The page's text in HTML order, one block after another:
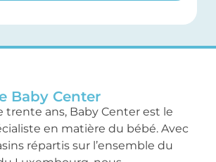
Baby Center
trente ans, Baby Center est le
en matière du bébé. Avec
répartis sur l’ensemble du